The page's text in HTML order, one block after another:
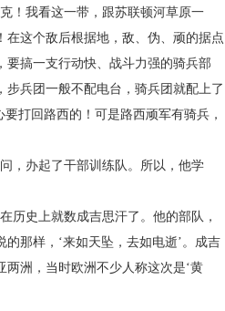
！我看这一带，跟苏联顿河草原一
这个敌后根据地，敌、伪、顽的据点
要搞一支行动快、战斗力强的骑兵部
兵团一般不配电台，骑兵团就配上了
打回路西的！可是路西顽军有骑兵，
，办起了干部训练队。所以，他学
史上就数成吉思汗了。他的部队，
那样，‘来如天坠，去如电逝’。成吉
洲，当时欧洲不少人称这次是‘黄